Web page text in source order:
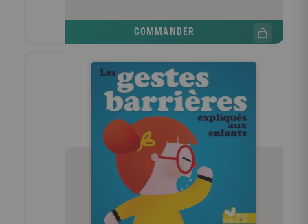
COMMANDER